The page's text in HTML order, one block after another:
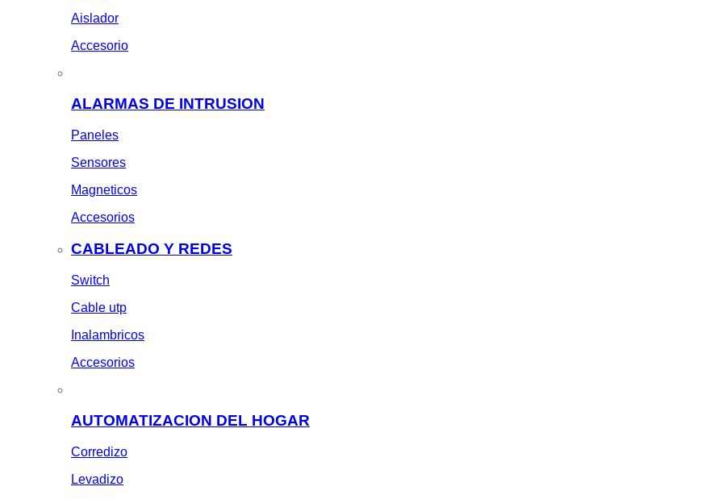
Aislador
Accesorio
ALARMAS DE INTRUSION
Paneles
Sensores
Magneticos
Accesorios
CABLEADO Y REDES
Switch
Cable utp
Inalambricos
Accesorios
AUTOMATIZACION DEL HOGAR
Corredizo
Levadizo